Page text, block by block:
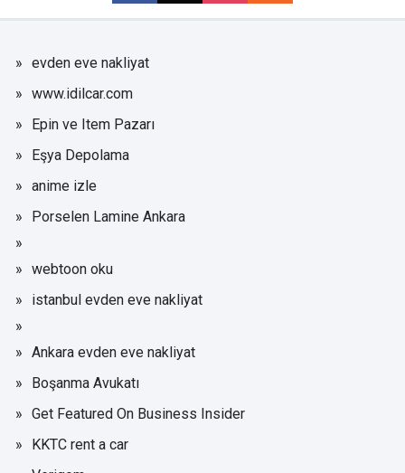
evden eve nakliyat
www.idilcar.com
Epin ve Item Pazarı
Eşya Depolama
anime izle
Porselen Lamine Ankara
webtoon oku
istanbul evden eve nakliyat
Ankara evden eve nakliyat
Boşanma Avukatı
Get Featured On Business Insider
KKTC rent a car